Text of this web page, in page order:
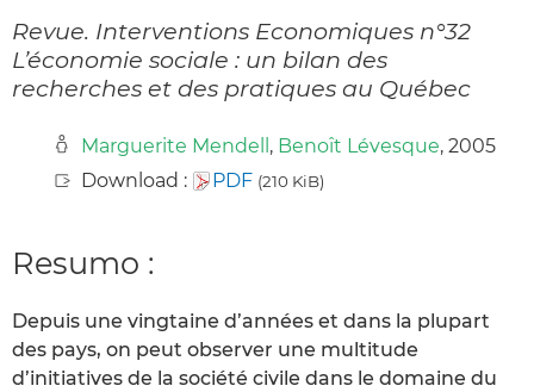
Revue. Interventions Economiques n°32
L’économie sociale : un bilan des
recherches et des pratiques au Québec
Marguerite Mendell , Benoît Lévesque, 2005
Download :
PDF (210 KiB)
Resumo :
Depuis une vingtaine d’années et dans la plupart
des pays, on peut observer une multitude
d’initiatives de la société civile dans le domaine du